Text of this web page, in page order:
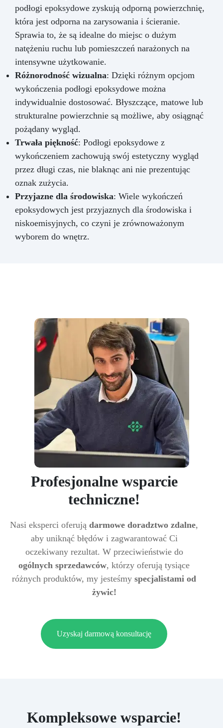
podłogi epoksydowe zyskują odporną powierzchnię,
która jest odporna na zarysowania i ścieranie.
Sprawia to, że są idealne do miejsc o dużym
natężeniu ruchu lub pomieszczeń narażonych na
intensywne użytkowanie.
Różnorodność wizualna: Dzięki różnym opcjom
wykończenia podłogi epoksydowe można
indywidualnie dostosować. Błyszczące, matowe lub
strukturalne powierzchnie są możliwe, aby osiągnąć
pożądany wygląd.
Trwała piękność: Podłogi epoksydowe z
wykończeniem zachowują swój estetyczny wygląd
przez długi czas, nie blaknąc ani nie prezentując
oznak zużycia.
Przyjazne dla środowiska: Wiele wykończeń
epoksydowych jest przyjaznych dla środowiska i
niskoemisyjnych, co czyni je zrównoważonym
wyborem do wnętrz.
Profesjonalne wsparcie
techniczne!
Nasi eksperci oferują darmowe doradztwo zdalne,
aby uniknąć błędów i zagwarantować Ci
oczekiwany rezultat. W przeciwieństwie do
ogólnych sprzedawców, którzy oferują tysiące
różnych produktów, my jesteśmy specjalistami od
żywic!
Uzyskaj darmową konsultację
Kompleksowe wsparcie!